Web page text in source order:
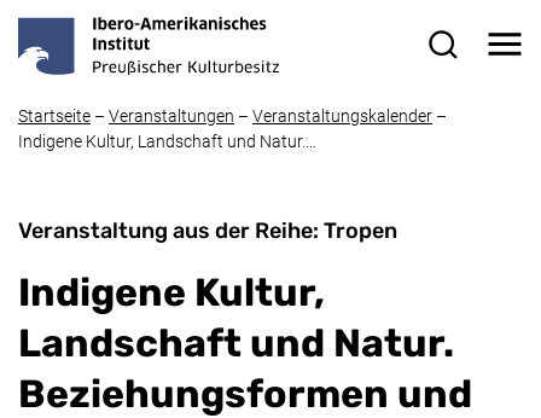
Startseite – Veranstaltungen – Veranstaltungskalender –
Indigene Kultur, Landschaft und Natur.…
Veranstaltung aus der Reihe: Tropen
Indigene Kultur,
Landschaft und Natur.
Beziehungsformen und